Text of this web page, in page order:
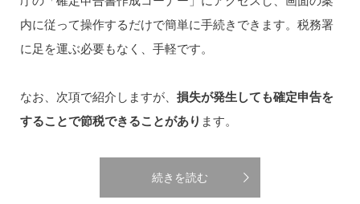
内に従って操作するだけで簡単に手続きできます。税務署
に足を運ぶ必要もなく、手軽です。
なお、次項で紹介しますが、 損失が発生しても確定申告を
することで節税できることがあり ます。
続きを読む